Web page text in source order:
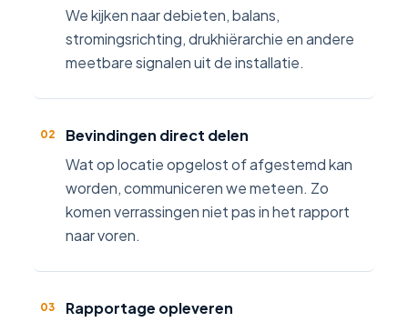
We kijken naar debieten, balans,
stromingsrichting, drukhiërarchie en andere
meetbare signalen uit de installatie.
02
Bevindingen direct delen
Wat op locatie opgelost of afgestemd kan
worden, communiceren we meteen. Zo
komen verrassingen niet pas in het rapport
naar voren.
03
Rapportage opleveren